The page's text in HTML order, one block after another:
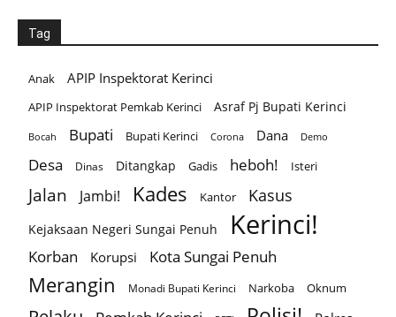
Tag
Anak APIP Inspektorat Kerinci
APIP Inspektorat Pemkab Kerinci Asraf Pj Bupati Kerinci
Bocah Bupati Bupati Kerinci Corona Dana Demo
Desa Dinas Ditangkap Gadis heboh! Isteri
Jalan Jambi! Kades Kantor Kasus
Kejaksaan Negeri Sungai Penuh Kerinci!
Korban Korupsi Kota Sungai Penuh
Merangin Monadi Bupati Kerinci Narkoba Oknum